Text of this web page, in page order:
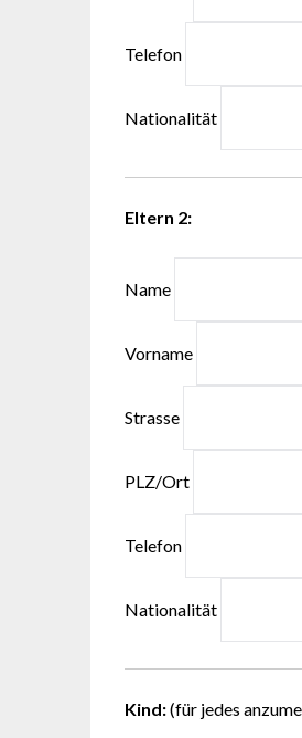
Telefon
Nationalität
Eltern 2:
Name
Vorname
Strasse
PLZ/Ort
Telefon
Nationalität
Kind:(für jedes